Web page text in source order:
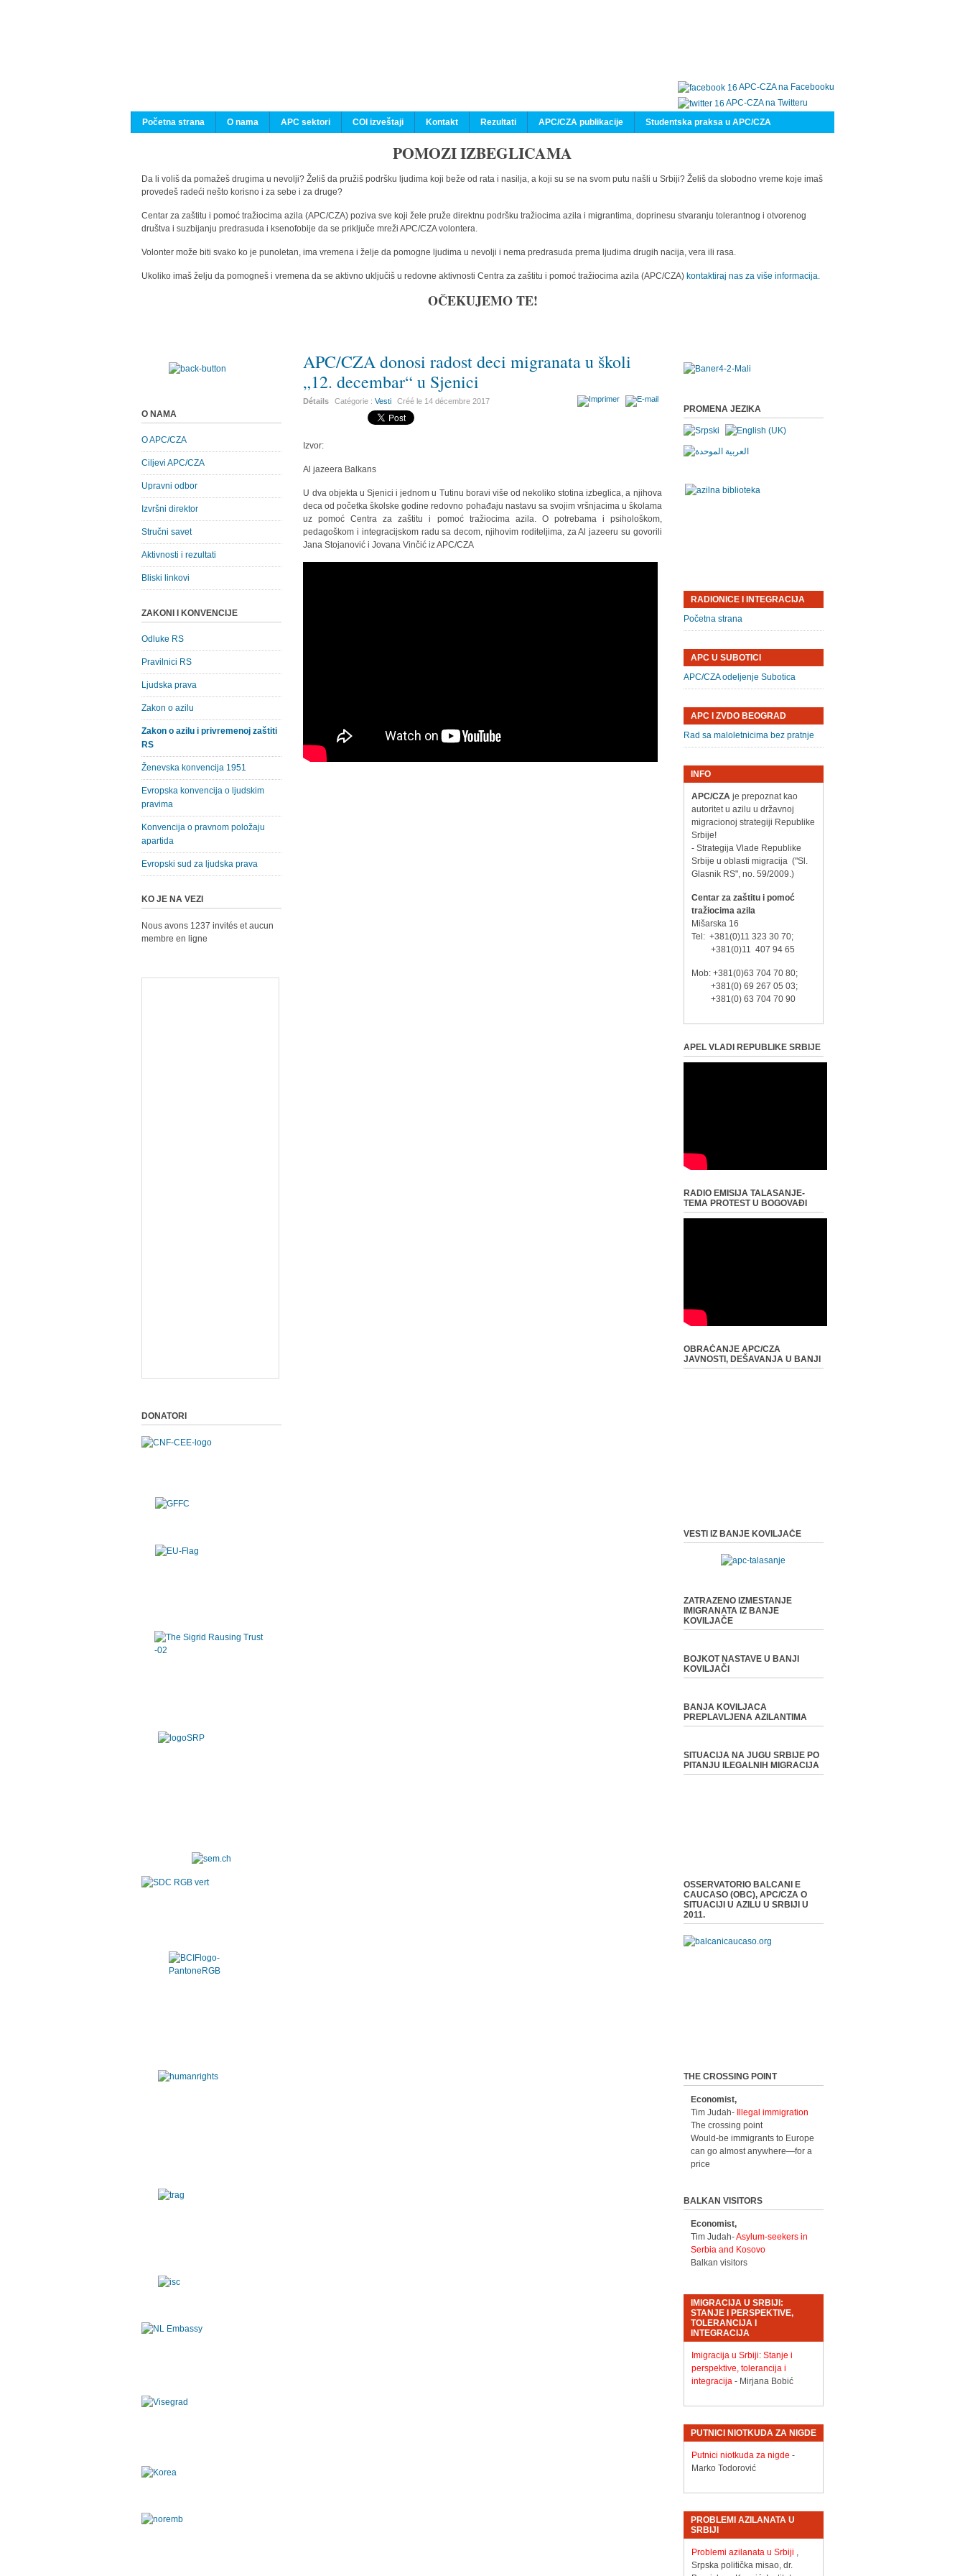
APC-CZA na Facebooku
APC-CZA na Twitteru
Početna strana
O nama APC sektori COI izveštaji Kontakt Rezultati APC/CZA publikacije Studentska praksa u APC/CZA
POMOZI IZBEGLICAMA
Da li voliš da pomažeš drugima u nevolji? Želiš da pružiš podršku ljudima koji beže od rata i nasilja, a koji su se na svom putu našli u Srbiji? Želiš da slobodno vreme koje imaš
provedeš radeći nešto korisno i za sebe i za druge?
Centar za zaštitu i pomoć tražiocima azila (APC/CZA) poziva sve koji žele pruže direktnu podršku tražiocima azila i migrantima, doprinesu stvaranju tolerantnog i otvorenog
društva i suzbijanju predrasuda i ksenofobije da se priključe mreži APC/CZA volontera.
Volonter može biti svako ko je punoletan, ima vremena i želje da pomogne ljudima u nevolji i nema predrasuda prema ljudima drugih nacija, vera ili rasa.
Ukoliko imaš želju da pomogneš i vremena da se aktivno uključiš u redovne aktivnosti Centra za zaštitu i pomoć tražiocima azila (APC/CZA) kontaktiraj nas za više informacija.
OČEKUJEMO TE!
APC/CZA donosi radost deci migranata u školi
„12. decembar“ u Sjenici
Détails Catégorie :Vesti Créé le 14 décembre 2017
Izvor:
Al jazeera Balkans
U dva objekta u Sjenici i jednom u Tutinu boravi više od nekoliko stotina izbeglica, a njihova
deca od početka školske godine redovno pohađaju nastavu sa svojim vršnjacima u školama
uz pomoć Centra za zaštitu i pomoć tražiocima azila. O potrebama i psihološkom,
pedagoškom i integracijskom radu sa decom, njihovim roditeljima, za Al jazeeru su govorili
Jana Stojanović i Jovana Vinčić iz APC/CZA
O NAMA
O APC/CZA
Ciljevi APC/CZA
Upravni odbor
Izvršni direktor
Stručni savet
Aktivnosti i rezultati
Bliski linkovi
ZAKONI I KONVENCIJE
Odluke RS
Pravilnici RS
Ljudska prava
Zakon o azilu
Zakon o azilu i privremenoj zaštiti
RS
Ženevska konvencija 1951
Evropska konvencija o ljudskim
pravima
Konvencija o pravnom položaju
apartida
Evropski sud za ljudska prava
KO JE NA VEZI
Nous avons 1237 invités et aucun
membre en ligne
DONATORI
PROMENA JEZIKA
RADIONICE I INTEGRACIJA
Početna strana
APC U SUBOTICI
APC/CZA odeljenje Subotica
APC I ZVDO BEOGRAD
Rad sa maloletnicima bez pratnje
INFO
APC/CZAje prepoznat kao
autoritet u azilu u državnoj
migracionoj strategiji Republike
Srbije!
- Strategija Vlade Republike
Srbije u oblasti migracija ("Sl.
Glasnik RS", no. 59/2009.)
Centar za zaštitu i pomoć
tražiocima azila
Mišarska 16
Tel: +381(0)11 323 30 70;
+381(0)11 407 94 65
Mob: +381(0)63 704 70 80;
+381(0) 69 267 05 03;
+381(0) 63 704 70 90
APEL VLADI REPUBLIKE SRBIJE
RADIO EMISIJA TALASANJE-
TEMA PROTEST U BOGOVAĐI
OBRAĆANJE APC/CZA
JAVNOSTI, DEŠAVANJA U BANJI
VESTI IZ BANJE KOVILJAČE
ZATRAZENO IZMESTANJE
IMIGRANATA IZ BANJE
KOVILJAČE
BOJKOT NASTAVE U BANJI
KOVILJAČI
BANJA KOVILJACA
PREPLAVLJENA AZILANTIMA
SITUACIJA NA JUGU SRBIJE PO
PITANJU ILEGALNIH MIGRACIJA
OSSERVATORIO BALCANI E
CAUCASO (OBC), APC/CZA O
SITUACIJI U AZILU U SRBIJI U
2011.
THE CROSSING POINT
Economist,
Tim Judah-
Illegal immigration
The crossing point
Would-be immigrants to Europe
can go almost anywhere—for a
price
BALKAN VISITORS
Economist,
Tim Judah-Asylum-seekers in
Serbia and Kosovo
Balkan visitors
IMIGRACIJA U SRBIJI:
STANJE I PERSPEKTIVE,
TOLERANCIJA I
INTEGRACIJA
Imigracija u Srbiji: Stanje i
perspektive, tolerancija i
integracija- Mirjana Bobić
PUTNICI NIOTKUDA ZA NIGDE
Putnici niotkuda za nigde -
Marko Todorović
PROBLEMI AZILANATA U
SRBIJI
Problemi azilanata u Srbiji ,
Srpska politička misao, dr.